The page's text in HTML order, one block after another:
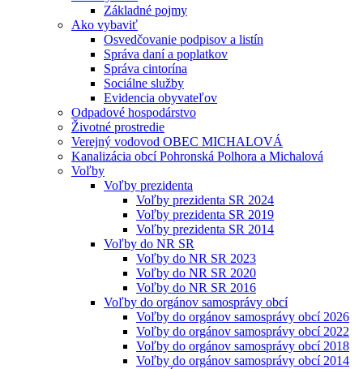
Základné pojmy
Ako vybaviť
Osvedčovanie podpisov a listín
Správa daní a poplatkov
Správa cintorína
Sociálne služby
Evidencia obyvateľov
Odpadové hospodárstvo
Životné prostredie
Verejný vodovod OBEC MICHALOVÁ
Kanalizácia obcí Pohronská Polhora a Michalová
Voľby
Voľby prezidenta
Voľby prezidenta SR 2024
Voľby prezidenta SR 2019
Voľby prezidenta SR 2014
Voľby do NR SR
Voľby do NR SR 2023
Voľby do NR SR 2020
Voľby do NR SR 2016
Voľby do orgánov samosprávy obcí
Voľby do orgánov samosprávy obcí 2026
Voľby do orgánov samosprávy obcí 2022
Voľby do orgánov samosprávy obcí 2018
Voľby do orgánov samosprávy obcí 2014